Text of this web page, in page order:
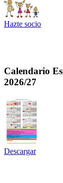
Hazte socio
Calendario
2026/27
Descargar